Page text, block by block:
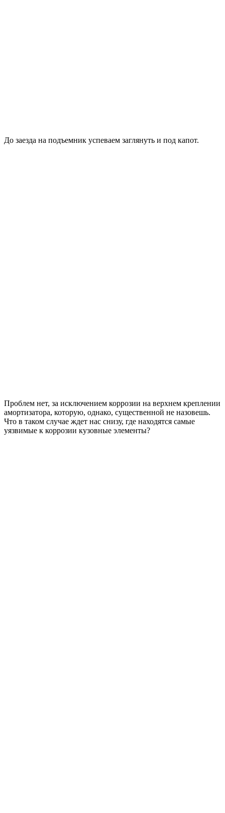
До заезда на подъемник успеваем заглянуть и под капот.
Проблем нет, за исключением коррозии на верхнем креплении
амортизатора, которую, однако, существенной не назовешь.
Что в таком случае ждет нас снизу, где находятся самые
уязвимые к коррозии кузовные элементы?